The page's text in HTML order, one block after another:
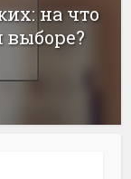
на что